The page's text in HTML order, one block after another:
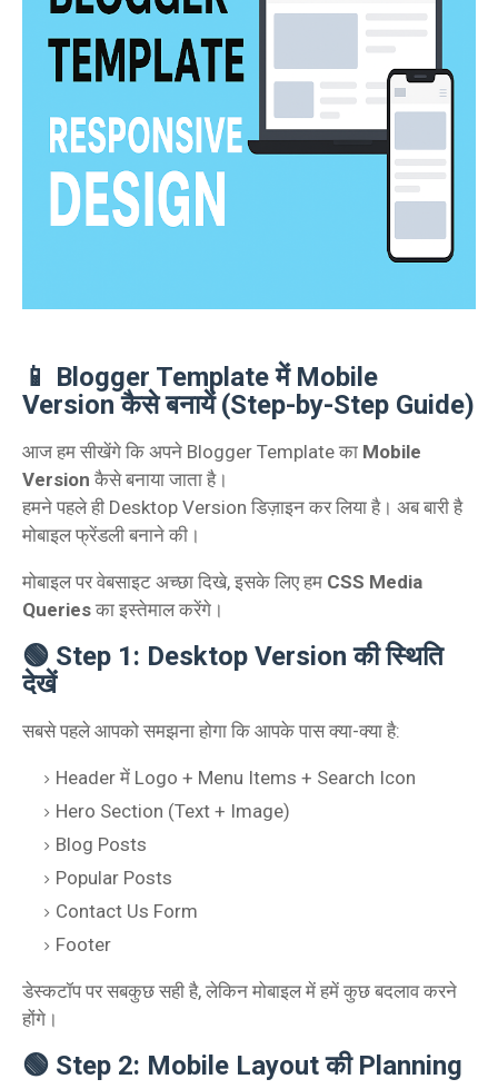
📱 Blogger Template में Mobile
Version कैसे बनायें (Step-by-Step Guide)
आज हम सीखेंगे कि अपने Blogger Template का Mobile
Version कैसे बनाया जाता है।
हमने पहले ही Desktop Version डिज़ाइन कर लिया है। अब बारी है
मोबाइल फ्रेंडली बनाने की।
मोबाइल पर वेबसाइट अच्छा दिखे, इसके लिए हम CSS Media
Queries का इस्तेमाल करेंगे।
🟢 Step 1: Desktop Version की स्थिति
देखें
सबसे पहले आपको समझना होगा कि आपके पास क्या-क्या है:
Header में Logo + Menu Items + Search Icon
Hero Section (Text + Image)
Blog Posts
Popular Posts
Contact Us Form
Footer
डेस्कटॉप पर सबकुछ सही है, लेकिन मोबाइल में हमें कुछ बदलाव करने
होंगे।
🟢 Step 2: Mobile Layout की Planning